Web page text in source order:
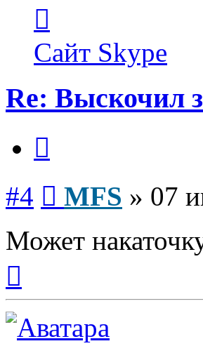
пользователя
MFS
Сайт Skype
Re: Выскочил
#4 MFS » 07
Может
началу